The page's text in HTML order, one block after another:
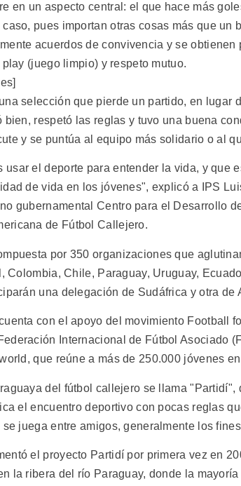
en un aspecto central: el que hace más
pues importan otras cosas más que un
acuerdos de convivencia y se
(juego limpio) y respeto mutuo.
selección que pierde un partido, en lugar
bien, respetó las reglas y tuvo una buena
y se puntúa al equipo más solidario o al
usar el deporte para entender la vida, y que
de vida en los jóvenes", explicó a IPS
gubernamental Centro para el Desarrollo
de Fútbol Callejero.
por 350 organizaciones que
Colombia, Chile, Paraguay, Uruguay,
una delegación de Sudáfrica y otra
con el apoyo del movimiento Football
Internacional de Fútbol Asociado
que reúne a más de 250.000 jóvenes
del fútbol callejero se llama "Partidí",
el encuentro deportivo con pocas reglas
se juega entre amigos, generalmente los
el proyecto Partidí por primera vez en
la ribera del río Paraguay, donde la